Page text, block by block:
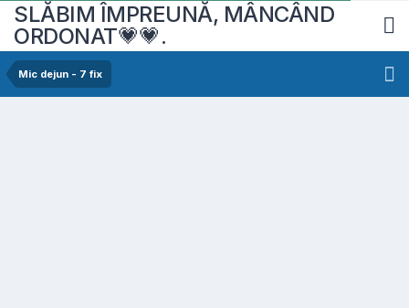
SLĂBIM ÎMPREUNĂ, MÂNCÂND
ORDONAT💗💗.
Mic dejun - 7 fix